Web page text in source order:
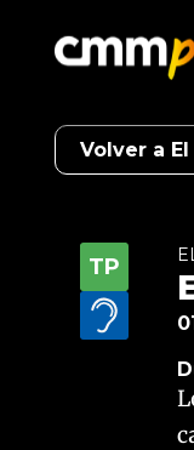
Volver a